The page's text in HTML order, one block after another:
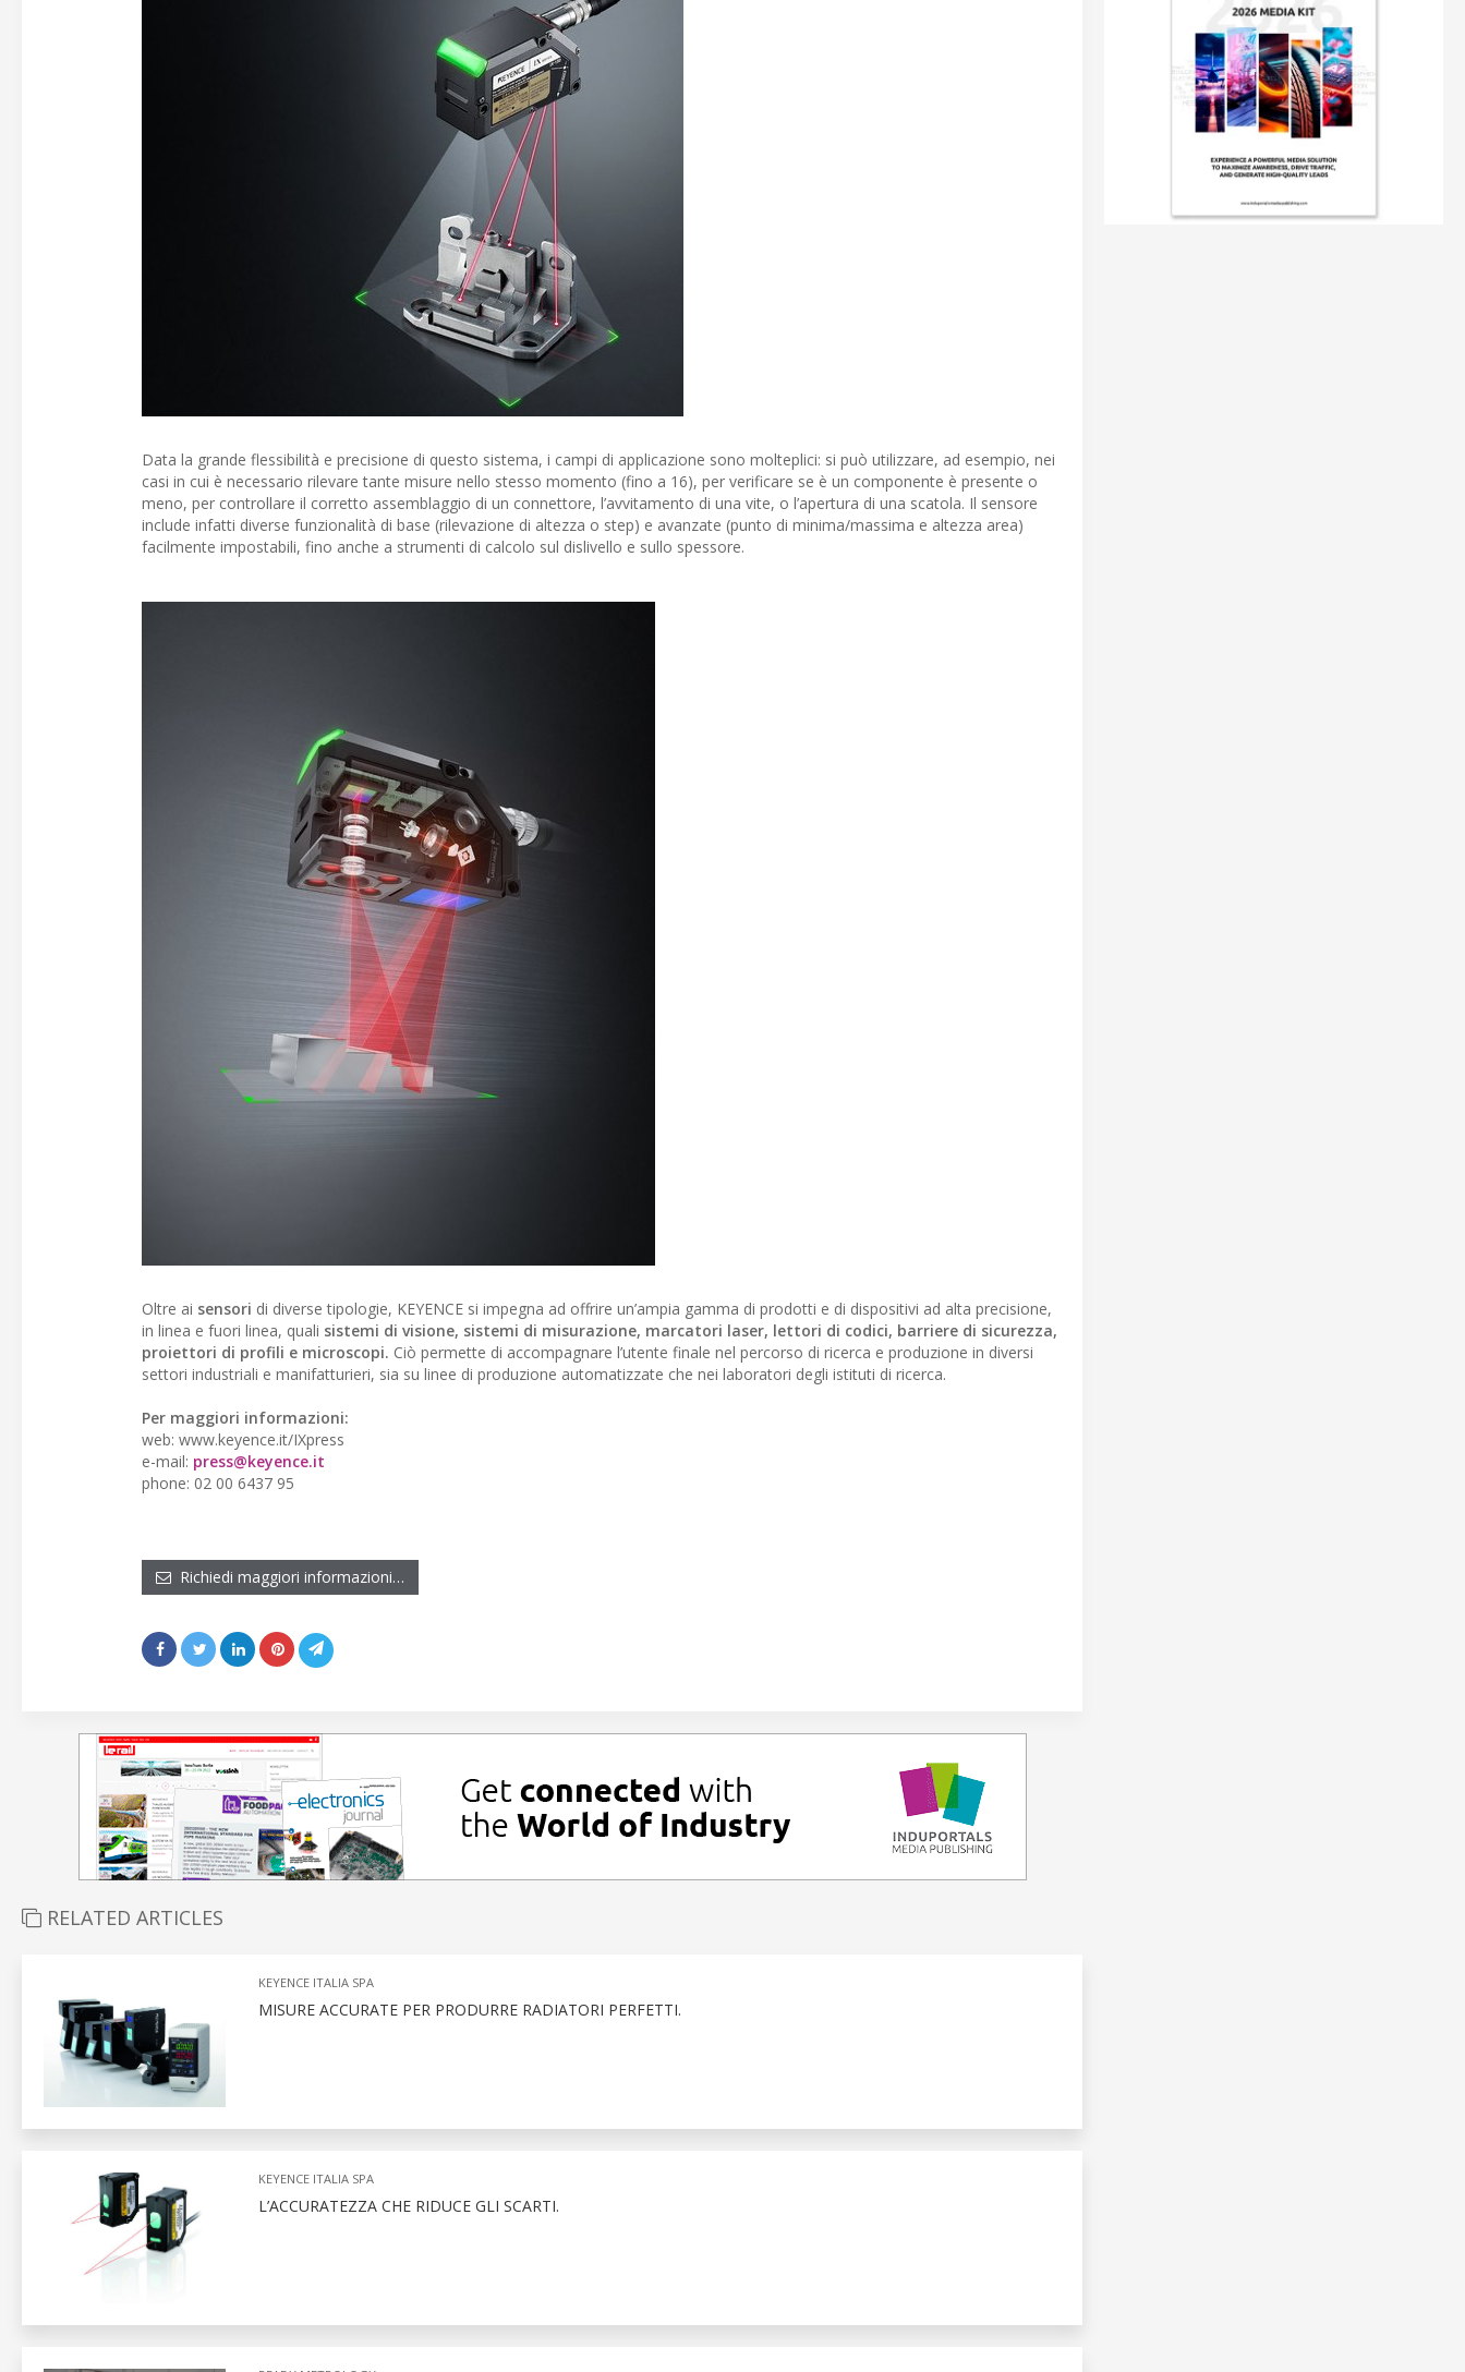
Data la grande flessibilità e precisione di questo sistema, i campi di applicazione sono molteplici: si può utilizzare, ad esempio, nei
casi in cui è necessario rilevare tante misure nello stesso momento (fino a 16), per verificare se è un componente è presente o
meno, per controllare il corretto assemblaggio di un connettore, l’avvitamento di una vite, o l’apertura di una scatola. Il sensore
include infatti diverse funzionalità di base (rilevazione di altezza o step) e avanzate (punto di minima/massima e altezza area)
facilmente impostabili, fino anche a strumenti di calcolo sul dislivello e sullo spessore.
Oltre ai sensori di diverse tipologie, KEYENCE si impegna ad offrire un’ampia gamma di prodotti e di dispositivi ad alta precisione,
in linea e fuori linea, quali sistemi di visione, sistemi di misurazione, marcatori laser, lettori di codici, barriere di sicurezza,
proiettori di profili e microscopi. Ciò permette di accompagnare l’utente finale nel percorso di ricerca e produzione in diversi
settori industriali e manifatturieri, sia su linee di produzione automatizzate che nei laboratori degli istituti di ricerca.
Per maggiori informazioni:
web: www.keyence.it/IXpress
e-mail: press@keyence.it
phone: 02 00 6437 95
Richiedi maggiori informazioni…
RELATED ARTICLES
KEYENCE ITALIA SPA
MISURE ACCURATE PER PRODURRE RADIATORI PERFETTI.
KEYENCE ITALIA SPA
L’ACCURATEZZA CHE RIDUCE GLI SCARTI.